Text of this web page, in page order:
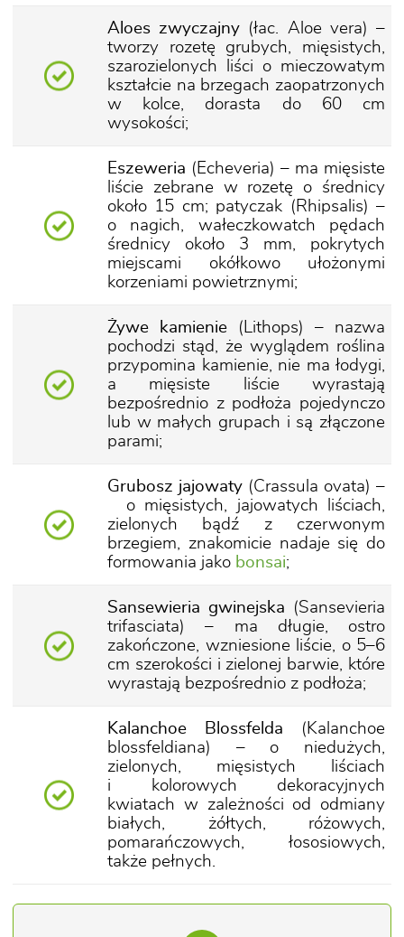
Aloes zwyczajny (łac. Aloe vera) –
tworzy rozetę grubych, mięsistych,
szarozielonych liści o mieczowatym
kształcie na brzegach zaopatrzonych
w kolce, dorasta do 60 cm
wysokości;
Eszeweria (Echeveria) – ma mięsiste
liście zebrane w rozetę o średnicy
około 15 cm; patyczak (Rhipsalis) –
o nagich, wałeczkowatch pędach
średnicy około 3 mm, pokrytych
miejscami okółkowo ułożonymi
korzeniami powietrznymi;
Żywe kamienie (Lithops) – nazwa
pochodzi stąd, że wyglądem roślina
przypomina kamienie, nie ma łodygi,
a mięsiste liście wyrastają
bezpośrednio z podłoża pojedynczo
lub w małych grupach i są złączone
parami;
Grubosz jajowaty (Crassula ovata) –
o mięsistych, jajowatych liściach,
zielonych bądź z czerwonym
brzegiem, znakomicie nadaje się do
formowania jako bonsai;
Sansewieria gwinejska (Sansevieria
trifasciata) – ma długie, ostro
zakończone, wzniesione liście, o 5–6
cm szerokości i zielonej barwie, które
wyrastają bezpośrednio z podłoża;
Kalanchoe Blossfelda (Kalanchoe
blossfeldiana) – o niedużych,
zielonych, mięsistych liściach
i kolorowych dekoracyjnych
kwiatach w zależności od odmiany
białych, żółtych, różowych,
pomarańczowych, łososiowych,
także pełnych.